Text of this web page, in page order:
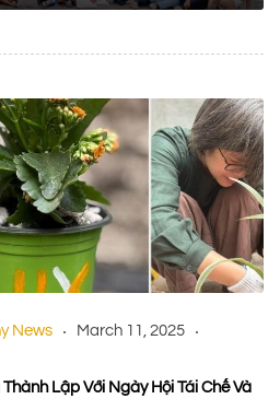
News
March 11, 2025
Lập Với Ngày Hội Tái Chế Và